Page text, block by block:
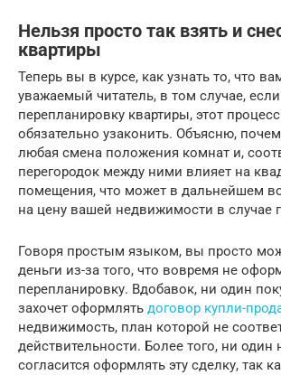
Нельзя просто так взять и
квартиры
Теперь вы в курсе, как узнать то, что
уважаемый читатель, в том случае,
перепланировку квартиры, этот
обязательно узаконить. Объясню,
любая смена положения комнат и,
перегородок между ними влияет на
помещения, что может в дальнейшем
на цену вашей недвижимости в случае
Говоря простым языком, вы просто
деньги из-за того, что вовремя не
перепланировку. Вдобавок, ни один
захочет оформлять договор купли-
недвижимость, план которой не
действительности. Более того, ни один
согласится оформлять эту сделку, так